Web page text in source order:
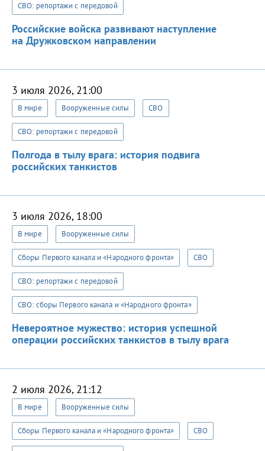
СВО: репортажи с передовой
Российские войска развивают наступление
на Дружковском направлении
3 июля 2026, 21:00
В мире Вооруженные силы СВО
СВО: репортажи с передовой
Полгода в тылу врага: история подвига
российских танкистов
3 июля 2026, 18:00
В мире Вооруженные силы
Сборы Первого канала и «Народного фронта» СВО
СВО: репортажи с передовой
СВО: сборы Первого канала и «Народного фронта»
Невероятное мужество: история успешной
операции российских танкистов в тылу врага
2 июля 2026, 21:12
В мире Вооруженные силы
Сборы Первого канала и «Народного фронта» СВО